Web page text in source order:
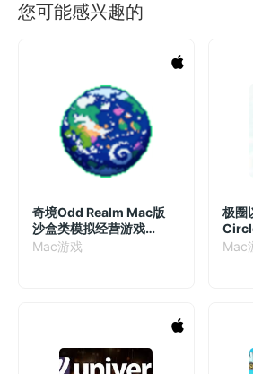
您可能感兴趣的
奇境Odd Realm Mac版
沙盒类模拟经营游戏
v1.0.27.0 英文原生版
Mac游戏
极圈
Mac